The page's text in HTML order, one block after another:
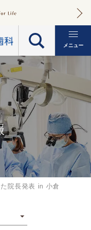
メニュー
院長発表 in 小倉